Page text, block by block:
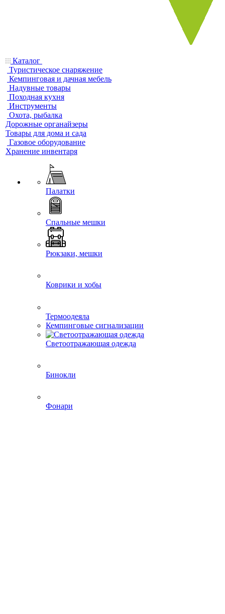
Каталог
Туристическое снаряжение
Кемпинговая и дачная мебель
Надувные товары
Походная кухня
Инструменты
Охота, рыбалка
Дорожные органайзеры
Товары для дома и сада
Газовое оборудование
Хранение инвентаря
Палатки
Спальные мешки
Рюкзаки, мешки
Коврики и хобы
Термоодеяла
Кемпинговые сигнализации
Светоотражающая одежда
Бинокли
Фонари